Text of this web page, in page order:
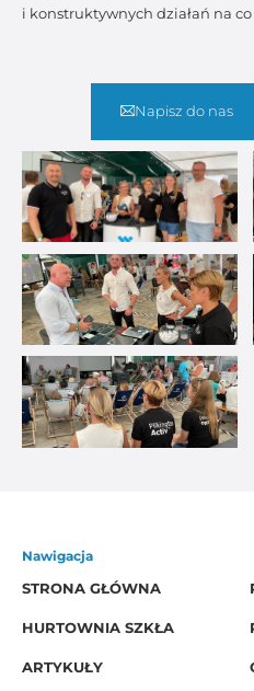
i konstruktywnych działań na
Napisz do nas
Nawigacja
STRONA GŁÓWNA
HURTOWNIA SZKŁA
ARTYKUŁY